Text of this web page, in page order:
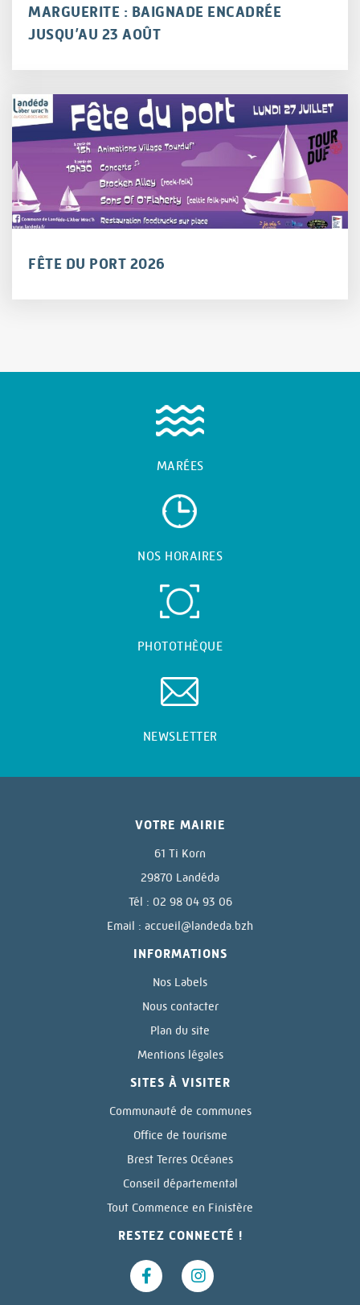
MARGUERITE : BAIGNADE ENCADRÉE
JUSQU’AU 23 AOÛT
FÊTE DU PORT 2026
MARÉES
NOS HORAIRES
PHOTOTHÈQUE
NEWSLETTER
VOTRE MAIRIE
61 Ti Korn
29870 Landéda
Tél : 02 98 04 93 06
Email : accueil@landeda.bzh
INFORMATIONS
Nos Labels
Nous contacter
Plan du site
Mentions légales
SITES À VISITER
Communauté de communes
Office de tourisme
Brest Terres Océanes
Conseil départemental
Tout Commence en Finistère
RESTEZ CONNECTÉ !